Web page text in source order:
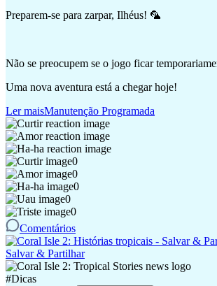
Preparem-se para zarpar, Ilhéus! 🦜
Não se preocupem se o jogo ficar
Uma nova aventura está a chegar hoje!
Ler maisManutenção Programada
0
0
0
0
0
Comentários
Salvar & Partilhar
#Dicas